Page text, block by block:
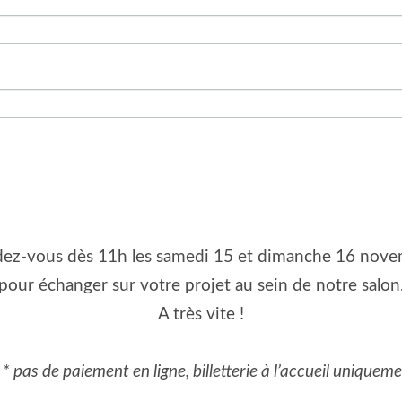
vous dès 11h les samedi 15 et dimanche 16
pour échanger sur votre projet au sein de notre
A très vite !
* pas de paiement en ligne, billetterie à l’accueil